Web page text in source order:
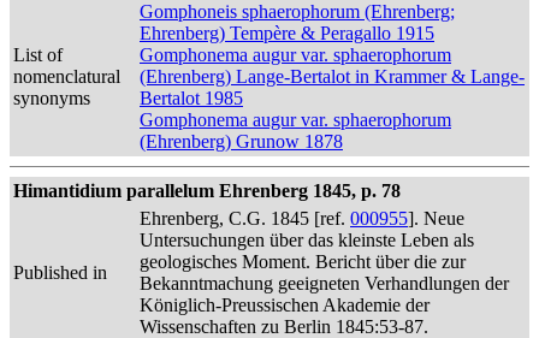
List of
nomenclatural
synonyms
Gomphoneis sphaerophorum (Ehrenberg;
Ehrenberg) Tempère & Peragallo 1915
Gomphonema augur var. sphaerophorum
(Ehrenberg) Lange-Bertalot in Krammer & Lange-
Bertalot 1985
Gomphonema augur var. sphaerophorum
(Ehrenberg) Grunow 1878
Himantidium parallelum Ehrenberg 1845, p. 78
Published in
Ehrenberg, C.G. 1845 [ref. 000955]. Neue
Untersuchungen über das kleinste Leben als
geologisches Moment. Bericht über die zur
Bekanntmachung geeigneten Verhandlungen der
Königlich-Preussischen Akademie der
Wissenschaften zu Berlin 1845:53-87.